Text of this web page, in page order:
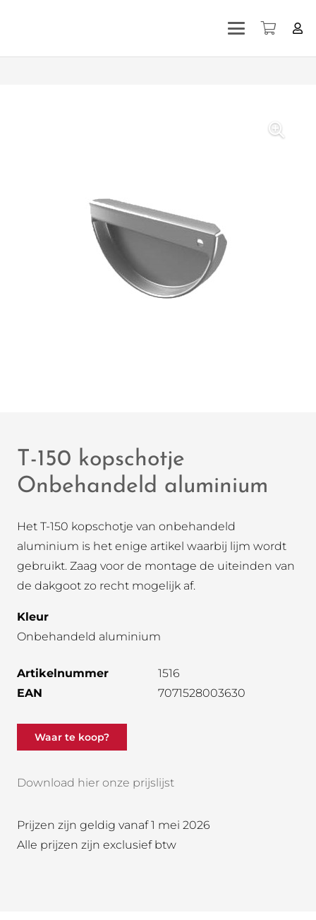
T-150 kopschotje
Onbehandeld aluminium
Het T-150 kopschotje van onbehandeld
aluminium is het enige artikel waarbij lijm wordt
gebruikt. Zaag voor de montage de uiteinden van
de dakgoot zo recht mogelijk af.
Kleur
Onbehandeld aluminium
Artikelnummer
1516
EAN
7071528003630
Waar te koop?
Download hier onze prijslijst
Prijzen zijn geldig vanaf 1 mei 2026
Alle prijzen zijn exclusief btw